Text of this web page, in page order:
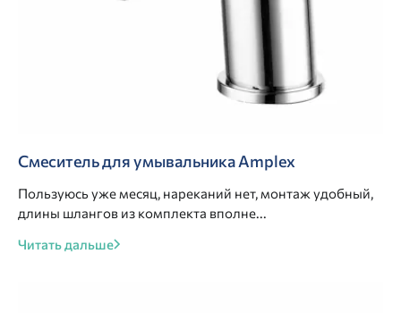
Смеситель для умывальника Amplex
Пользуюсь уже месяц, нареканий нет, монтаж удобный,
длины шлангов из комплекта вполне...
Читать дальше